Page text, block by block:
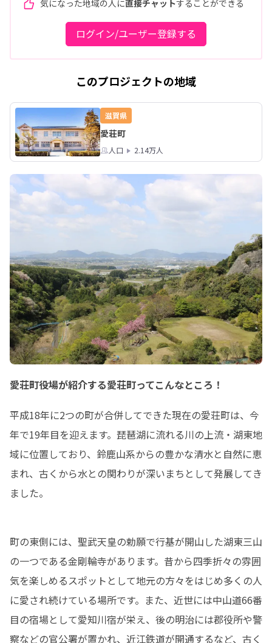
気になった地域の人に直接チャットすることができる
ログイン/ユーザー登録する
このプロジェクトの地域
滋賀県
愛荘町
人口 2.14万人
愛荘町役場が紹介する愛荘町ってこんなところ！
平成18年に2つの町が合併してできた現在の愛荘町は、今
年で19年目を迎えます。琵琶湖に流れる川の上流・湖東地
域に位置しており、鈴鹿山系からの豊かな清水と自然に恵
まれ、古くから水との関わりが深いまちとして発展してき
ました。
町の東側には、聖武天皇の勅願で行基が開山した湖東三山
の一つである金剛輪寺があります。昔から四季折々の雰囲
気を楽しめるスポットとして地元の方々をはじめ多くの人
に愛され続けている場所です。また、近世には中山道66番
目の宿場として愛知川宿が栄え、後の明治には郡役所や警
察などの官公署が置かれ、近江鉄道が開通するなど、古く